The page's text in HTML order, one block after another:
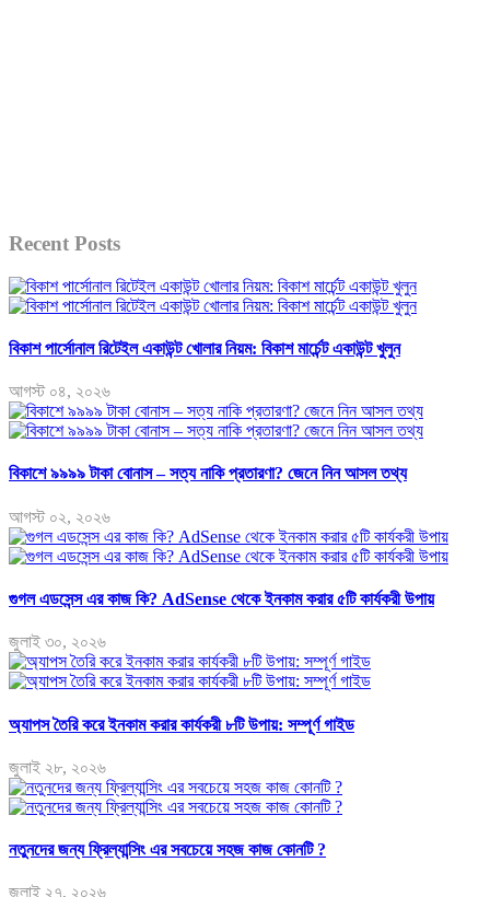
Recent Posts
বিকাশ পার্সোনাল রিটেইল একাউন্ট খোলার নিয়ম: বিকাশ মার্চেন্ট একাউন্ট খুলুন
আগস্ট ০৪, ২০২৬
বিকাশে ৯৯৯৯ টাকা বোনাস – সত্য নাকি প্রতারণা? জেনে নিন আসল তথ্য
আগস্ট ০২, ২০২৬
গুগল এডসেন্স এর কাজ কি? AdSense থেকে ইনকাম করার ৫টি কার্যকরী উপায়
জুলাই ৩০, ২০২৬
অ্যাপস তৈরি করে ইনকাম করার কার্যকরী ৮টি উপায়: সম্পূর্ণ গাইড
জুলাই ২৮, ২০২৬
নতুনদের জন্য ফ্রিল্যান্সিং এর সবচেয়ে সহজ কাজ কোনটি ?
জুলাই ২৭, ২০২৬